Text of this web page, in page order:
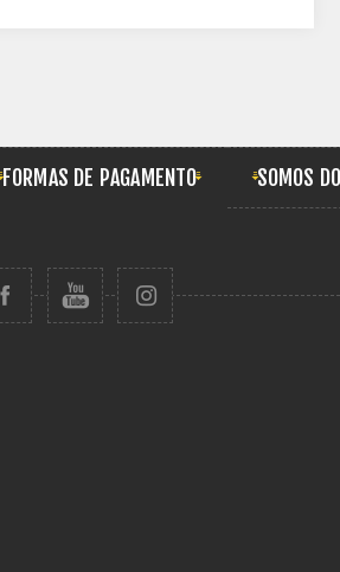
FORMAS DE PAGAMENTO SOMOS